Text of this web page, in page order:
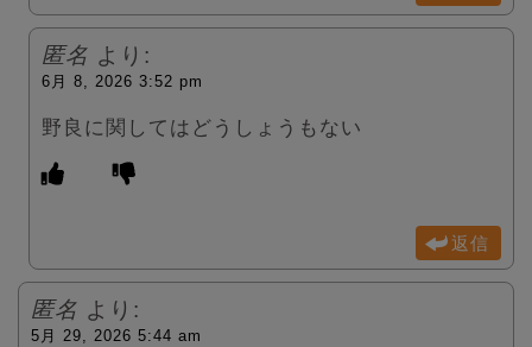
匿名 より:
6月 8, 2026 3:52 pm
野良に関してはどうしょうもない
返信
匿名 より:
5月 29, 2026 5:44 am